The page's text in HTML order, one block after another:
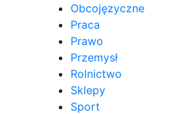
Obcojęzyczne
Praca
Prawo
Przemysł
Rolnictwo
Sklepy
Sport